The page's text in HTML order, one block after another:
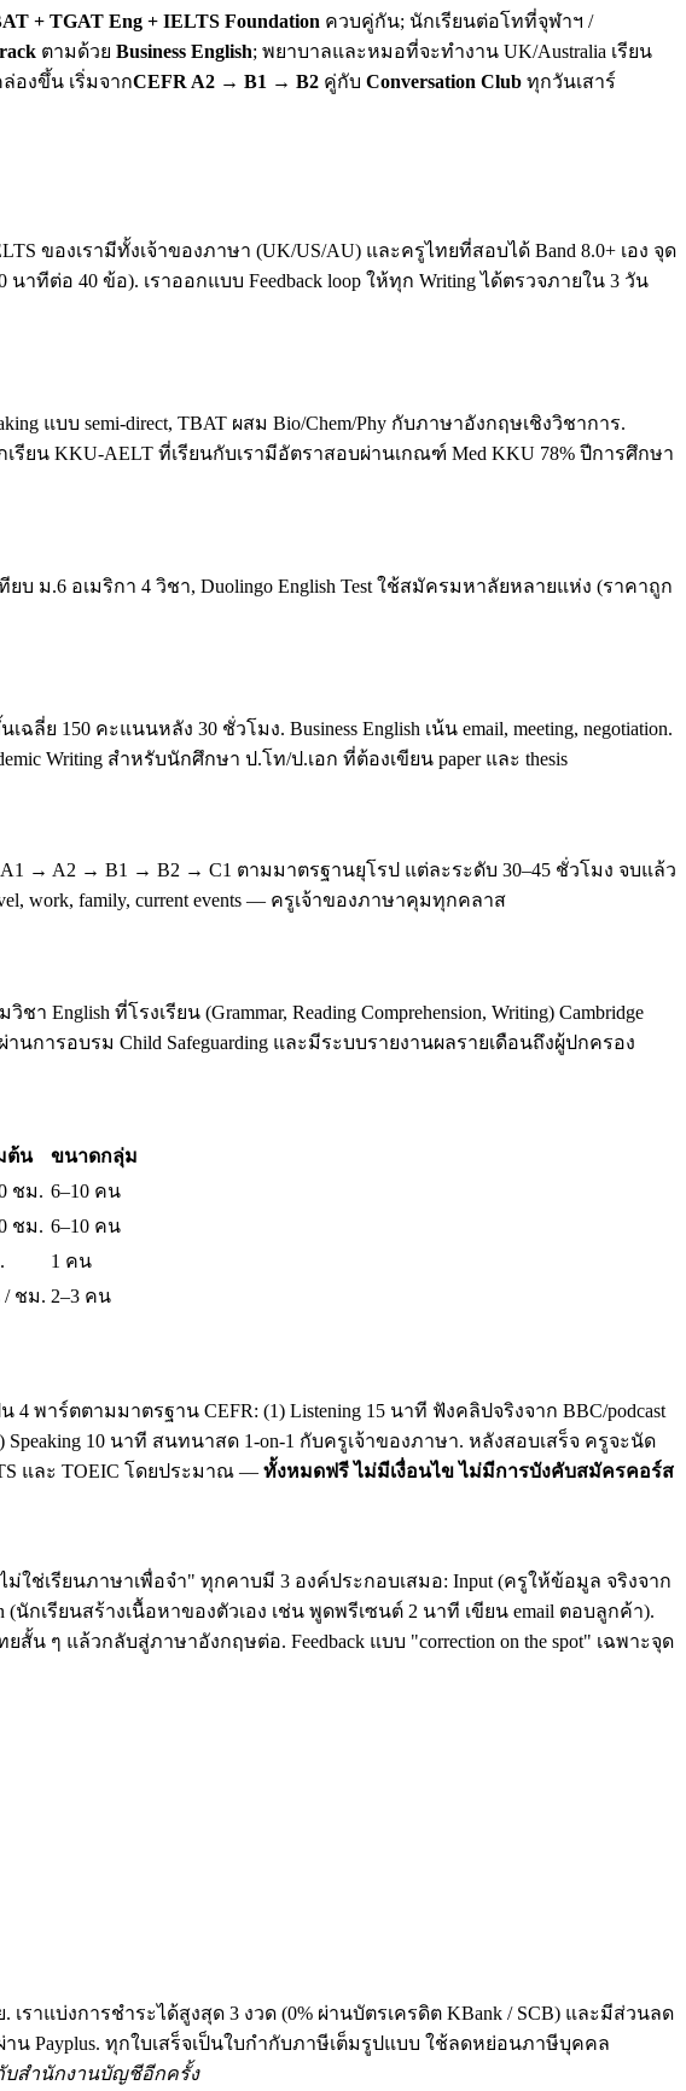
+ TGAT Eng + IELTS Foundation ควบคู่กัน; นักเรียนต่อโทที่จุฬาฯ /
ตามด้วย Business English; พยาบาลและหมอที่จะทำงาน UK/Australia เรียน
องขึ้น เริ่มจากCEFR A2 → B1 → B2 คู่กับ Conversation Club ทุกวันเสาร์
ของเรามีทั้งเจ้าของภาษา (UK/US/AU) และครูไทยที่สอบได้ Band 8.0+ เอง จุด
นาทีต่อ 40 ข้อ). เราออกแบบ Feedback loop ให้ทุก Writing ได้ตรวจภายใน 3 วัน
แบบ semi-direct, TBAT ผสม Bio/Chem/Phy กับภาษาอังกฤษเชิงวิชาการ.
รียน KKU-AELT ที่เรียนกับเรามีอัตราสอบผ่านเกณฑ์ Med KKU 78% ปีการศึกษา
ยบ ม.6 อเมริกา 4 วิชา, Duolingo English Test ใช้สมัครมหาลัยหลายแห่ง (ราคาถูก
คะแนนหลัง 30 ชั่วโมง. Business English เน้น email, meeting, negotiation.
Writing สำหรับนักศึกษา ป.โท/ป.เอก ที่ต้องเขียน paper และ thesis
→ A2 → B1 → B2 → C1 ตามมาตรฐานยุโรป แต่ละระดับ 30–45 ชั่วโมง จบแล้ว
work, family, current events — ครูเจ้าของภาษาคุมทุกคลาส
English ที่โรงเรียน (Grammar, Reading Comprehension, Writing) Cambridge
านการอบรม Child Safeguarding และมีระบบรายงานผลรายเดือนถึงผู้ปกครอง
ต้น
ขนาดกลุ่ม
ชม. 6–10 คน
ชม. 6–10 คน
1 คน
/ ชม. 2–3 คน
พาร์ตตามมาตรฐาน CEFR: (1) Listening 15 นาที ฟังคลิปจริงจาก BBC/podcast
Speaking 10 นาที สนทนาสด 1-on-1 กับครูเจ้าของภาษา. หลังสอบเสร็จ ครูจะนัด
และ TOEIC โดยประมาณ — ทั้งหมดฟรี ไม่มีเงื่อนไข ไม่มีการบังคับสมัครคอร์ส
ไม่ใช่เรียนภาษาเพื่อจำ" ทุกคาบมี 3 องค์ประกอบเสมอ: Input (ครูให้ข้อมูล จริงจาก
กเรียนสร้างเนื้อหาของตัวเอง เช่น พูดพรีเซนต์ 2 นาที เขียน email ตอบลูกค้า).
ๆ แล้วกลับสู่ภาษาอังกฤษต่อ. Feedback แบบ "correction on the spot" เฉพาะจุด
าแบ่งการชำระได้สูงสุด 3 งวด (0% ผ่านบัตรเครดิต KBank / SCB) และมีส่วนลด
าน Payplus. ทุกใบเสร็จเป็นใบกำกับภาษีเต็มรูปแบบ ใช้ลดหย่อนภาษีบุคคล
บสำนักงานบัญชีอีกครั้ง